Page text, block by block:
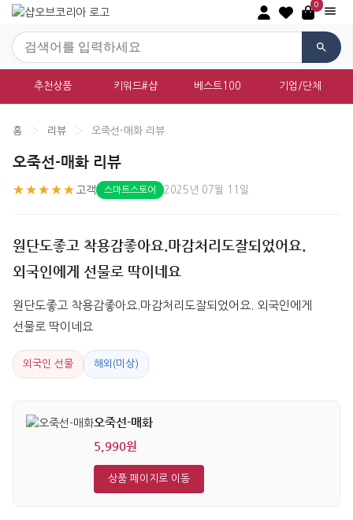
0
추천상품 키워드#샵 베스트100 기업/단체
홈 › 리뷰 › 오죽선-매화 리뷰
오죽선-매화 리뷰
★★★★★ 고객 스마트스토어 2025년 07월 11일
원단도좋고 착용감좋아요.마감처리도잘되었어요.
외국인에게 선물로 딱이네요
원단도좋고 착용감좋아요.마감처리도잘되었어요. 외국인에게
선물로 딱이네요
외국인 선물 해외(미상)
오죽선-매화
5,990원
상품 페이지로 이동